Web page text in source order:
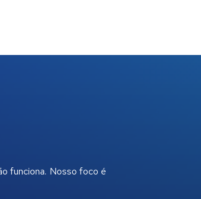
funciona. Nosso foco é